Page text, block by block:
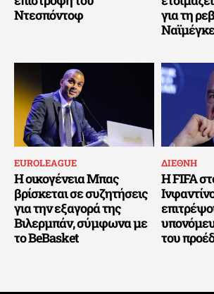
Ντεσπόντοφ
για τη
EUROLEAGUE
Η οικογένεια Μπας
βρίσκεται σε συζητήσεις
για την εξαγορά της
Βιλερμπάν, σύμφωνα με
το BeBasket
ΔΙΕΘΝΗ
Η FIFA
του